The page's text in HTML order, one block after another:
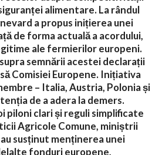
alimentare. La rândul
a propus inițierea unei
de forma actuală a acordului,
ale fermierilor europeni.
semnării acestei declarații
Comisiei Europene. Inițiativa
– Italia, Austria, Polonia și
de a adera la demers.
piloni clari și reguli simplificate
Agricole Comune, miniștrii
susținut menținerea unei
fonduri europene,